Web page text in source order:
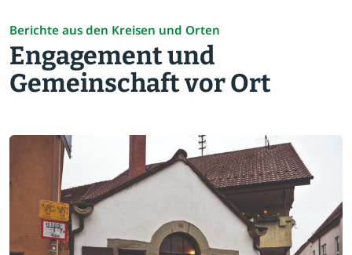
Berichte aus den Kreisen und Orten
Engagement und
Gemeinschaft vor Ort